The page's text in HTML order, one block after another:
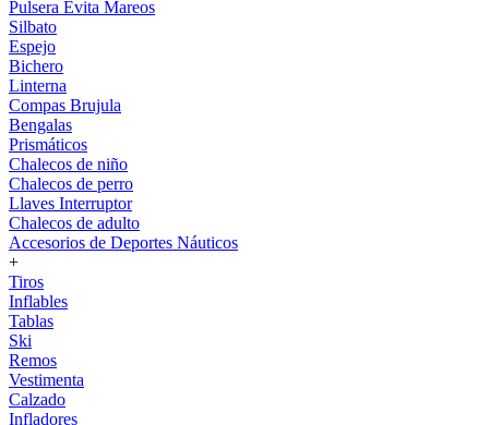
Pulsera Evita Mareos
Silbato
Espejo
Bichero
Linterna
Compas Brujula
Bengalas
Prismáticos
Chalecos de niño
Chalecos de perro
Llaves Interruptor
Chalecos de adulto
Accesorios de Deportes Náuticos
+
Tiros
Inflables
Tablas
Ski
Remos
Vestimenta
Calzado
Infladores